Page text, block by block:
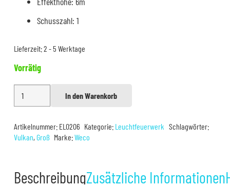
Schusszahl: 1
Lieferzeit:2 - 5 Werktage
Vorrätig
Weco
Blinker
In den Warenkorb
Alternative:
Artikelnummer: EL0206 Kategorie: Leuchtfeuerwerk Schlagwörter:
Vulkan, Groß Marke:Weco
BeschreibungZusätzliche Informationen